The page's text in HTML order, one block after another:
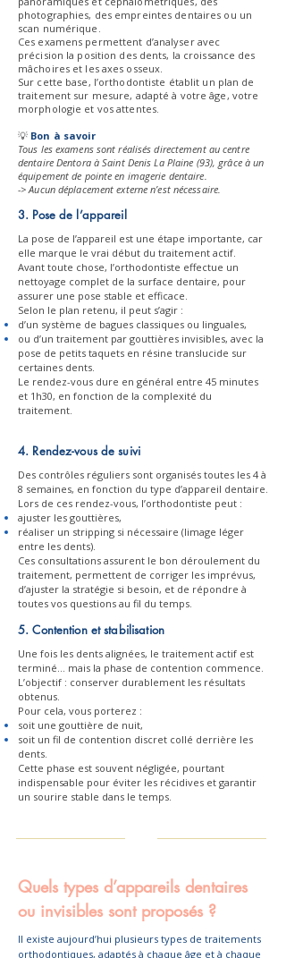
photographies, des empreintes dentaires ou un
scan numérique.
Ces examens permettent d’analyser avec
précision la position des dents, la croissance des
mâchoires et les axes osseux.
Sur cette base, l’orthodontiste établit un plan de
traitement sur mesure, adapté à votre âge, votre
morphologie et vos attentes.
💡 Bon à savoir
Tous les examens sont réalisés directement au centre
dentaire Dentora à Saint Denis La Plaine (93), grâce à un
équipement de pointe en imagerie dentaire.
-> Aucun déplacement externe n’est nécessaire.
3. Pose de l’appareil
La pose de l’appareil est une étape importante, car
elle marque le vrai début du traitement actif.
Avant toute chose, l’orthodontiste effectue un
nettoyage complet de la surface dentaire, pour
assurer une pose stable et efficace.
Selon le plan retenu, il peut s’agir :
d’un système de bagues classiques ou linguales,
ou d’un traitement par gouttières invisibles, avec la
pose de petits taquets en résine translucide sur
certaines dents.
Le rendez-vous dure en général entre 45 minutes
et 1h30, en fonction de la complexité du
traitement.
4. Rendez-vous de suivi
Des contrôles réguliers sont organisés toutes les 4 à
8 semaines, en fonction du type d’appareil dentaire.
Lors de ces rendez-vous, l’orthodontiste peut :
ajuster les gouttières,
réaliser un stripping si nécessaire (limage léger
entre les dents).
Ces consultations assurent le bon déroulement du
traitement, permettent de corriger les imprévus,
d’ajuster la stratégie si besoin, et de répondre à
toutes vos questions au fil du temps.
5. Contention et stabilisation
Une fois les dents alignées, le traitement actif est
terminé... mais la phase de contention commence.
L’objectif : conserver durablement les résultats
obtenus.
Pour cela, vous porterez :
soit une gouttière de nuit,
soit un fil de contention discret collé derrière les
dents.
Cette phase est souvent négligée, pourtant
indispensable pour éviter les récidives et garantir
un sourire stable dans le temps.
Quels types d’appareils dentaires
ou invisibles sont proposés ?
Il existe aujourd’hui plusieurs types de traitements
orthodontiques, adaptés à chaque âge et à chaque